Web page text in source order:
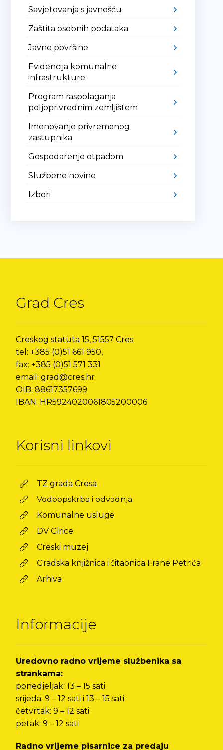
Savjetovanja s javnošću
Zaštita osobnih podataka
Javne površine
Evidencija komunalne
infrastrukture
Program raspolaganja
poljoprivrednim zemljištem
Imenovanje privremenog
zastupnika
Gospodarenje otpadom
Službene novine
Izbori
Grad Cres
Creskog statuta 15, 51557 Cres
tel: +385 (0)51 661 950,
fax: +385 (0)51 571 331
email: grad@cres.hr
OIB: 88617357699
IBAN: HR5924020061805200006
Korisni linkovi
TZ grada Cresa
Vodoopskrba i odvodnja
Komunalne usluge
DV Girice
Creski muzej
Gradska knjižnica i čitaonica Frane Petrića
Arhiva
Informacije
Uredovno radno vrijeme službenika sa
strankama:
ponedjeljak: 13 – 15 sati
srijeda: 9 – 12 sati i 13 – 15 sati
četvrtak: 9 – 12 sati
petak: 9 – 12 sati
Radno vrijeme pisarnice za predaju